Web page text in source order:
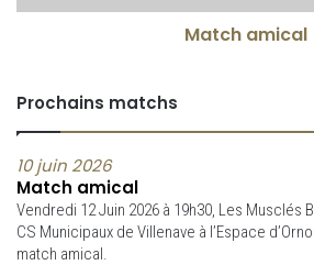
Match amical
Prochains matchs
10 juin 2026
Match amical
Vendredi 12 Juin 2026 à 19h30, Les Musclés
CS Municipaux de Villenave à l’Espace
match amical.